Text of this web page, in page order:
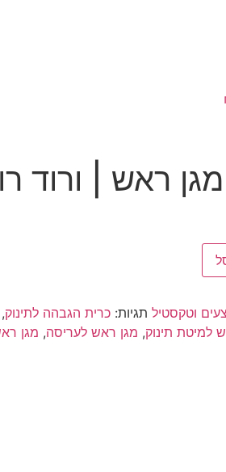
ראש | ורוד
וטקסטיל תגיות: כרית הגבהה לתינוק,
למיטת תינוק, מגן ראש לעריסה, מגן